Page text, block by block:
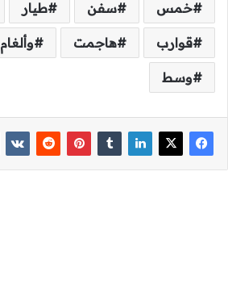
خمس سفن طيار
قوارب هاجمت وألغام
وسط